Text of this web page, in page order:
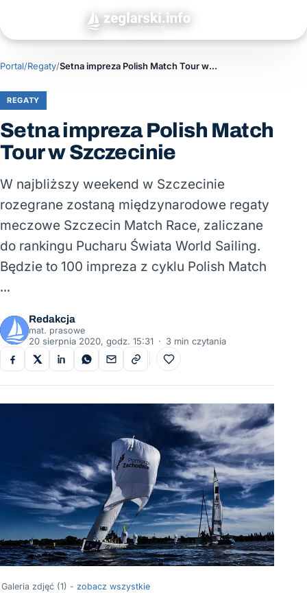
Portal/Regaty/ Setna impreza Polish Match Tour w Szczecinie
REGATY
Setna impreza Polish Match
Tour w Szczecinie
W najbliższy weekend w Szczecinie
rozegrane zostaną międzynarodowe regaty
meczowe Szczecin Match Race, zaliczane
do rankingu Pucharu Świata World Sailing.
Będzie to 100 impreza z cyklu Polish Match
…
Redakcja
mat. prasowe
20 sierpnia 2020, godz. 15:31 · 3 min czytania
Do ulubionych
Galeria zdjęć (1) - zobacz wszystkie